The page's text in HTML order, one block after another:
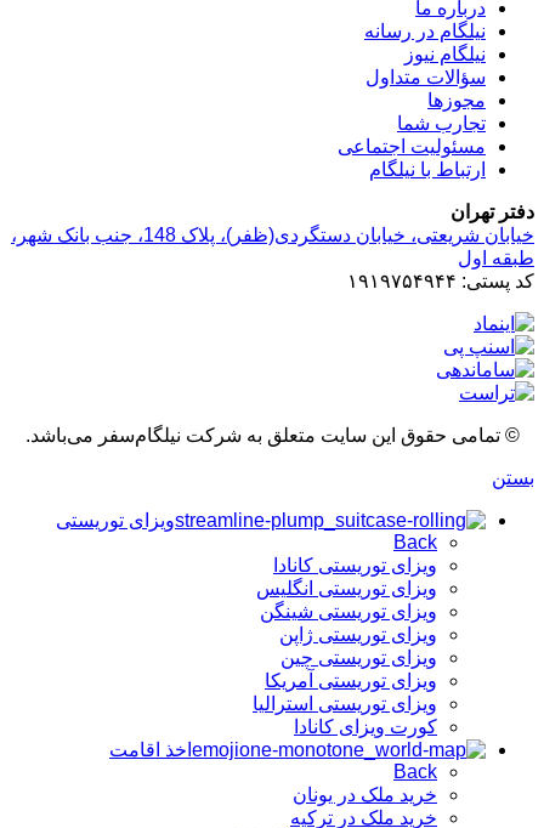
درباره ما
نیلگام در رسانه
نیلگام نیوز
سؤالات متداول
مجوزها
تجارب شما
مسئولیت اجتماعی
ارتباط با نیلگام
دفتر تهران
خیابان‌ شریعتی، خیابان‌ دستگردی(ظفر)، پلاک 148، جنب بانک شهر،
طبقه اول
کد پستی: ۱۹۱۹۷۵۴۹۴۴
© تمامی حقوق این سایت متعلق به شرکت نیلگام‌سفر می‌باشد.
بستن
ویزای توریستی
Back
ویزای توریستی کانادا
ویزای توریستی انگلیس
ویزای توریستی شینگن
ویزای توریستی ژاپن
ویزای توریستی چین
ویزای توریستی آمریکا
ویزای توریستی استرالیا
کورت ویزای کانادا
اخذ اقامت
Back
خرید ملک در یونان
خرید ملک در ترکیه